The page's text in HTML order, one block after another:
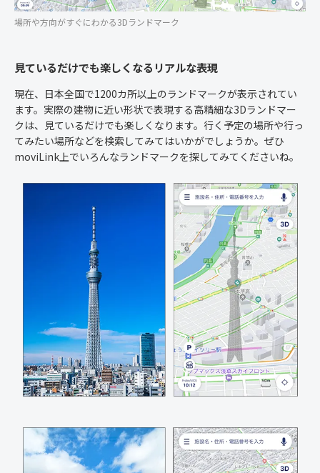
場所や方向がすぐにわかる3Dランドマーク
見ているだけでも楽しくなるリアルな表現
現在、日本全国で1200カ所以上のランドマークが表示されてい
ます。実際の建物に近い形状で表現する高精細な3Dランドマー
クは、見ているだけでも楽しくなります。行く予定の場所や行っ
てみたい場所などを検索してみてはいかがでしょうか。ぜひ
moviLink上でいろんなランドマークを探してみてくださいね。